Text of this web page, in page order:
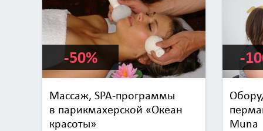
Массаж, SPA-программы
в парикмахерской «Океан
красоты»
-50%
Muna
-